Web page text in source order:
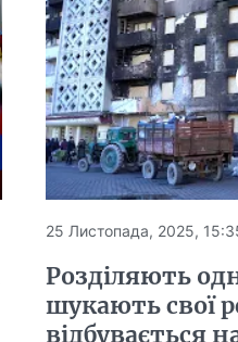
25 Листопада, 2025,
Розділяють
шукають свої
відбувається